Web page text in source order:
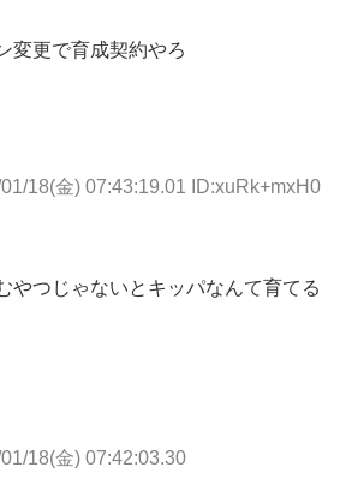
変更で育成契約やろ
18(金) 07:43:19.01 ID:xuRk+mxH0
やつじゃないとキッパなんて育てる
18(金) 07:42:03.30